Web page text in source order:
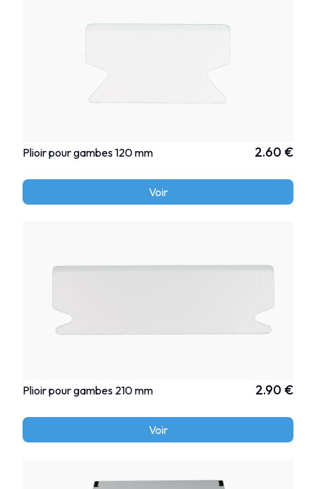
Plioir pour gambes 120 mm 2.60 €
Voir
Plioir pour gambes 210 mm 2.90 €
Voir